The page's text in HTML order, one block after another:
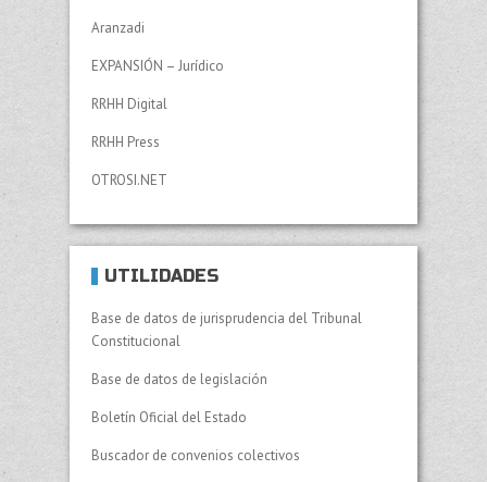
Aranzadi
EXPANSIÓN – Jurídico
RRHH Digital
RRHH Press
OTROSI.NET
UTILIDADES
Base de datos de jurisprudencia del Tribunal
Constitucional
Base de datos de legislación
Boletín Oficial del Estado
Buscador de convenios colectivos